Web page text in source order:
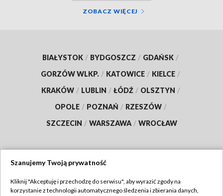
ZOBACZ WIĘCEJ
BIAŁYSTOK / BYDGOSZCZ / GDAŃSK /
GORZÓW WLKP. / KATOWICE / KIELCE /
KRAKÓW / LUBLIN / ŁÓDŹ / OLSZTYN /
OPOLE / POZNAŃ / RZESZÓW /
SZCZECIN / WARSZAWA / WROCŁAW
TVP
Szanujemy Twoją prywatność
Kliknij "Akceptuję i przechodzę do serwisu", aby wyrazić zgody na
korzystanie z technologii automatycznego śledzenia i zbierania danych,